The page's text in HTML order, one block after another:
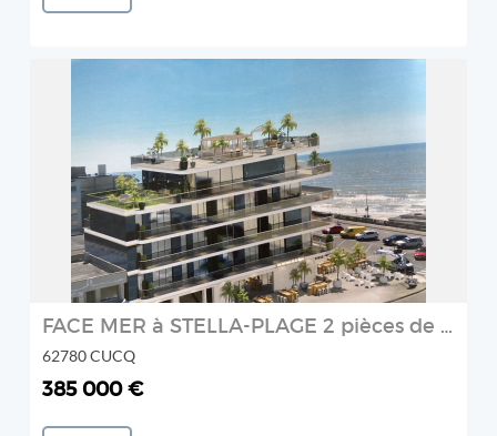
FLOR'IMM
2
FACE MER à STELLA-PLAGE 2 pièces de 51.70 m2 plein sud avec
62780 CUCQ
385 000 €